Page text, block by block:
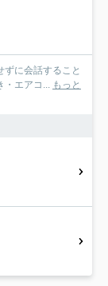
に会話すること
・エアコ... もっと